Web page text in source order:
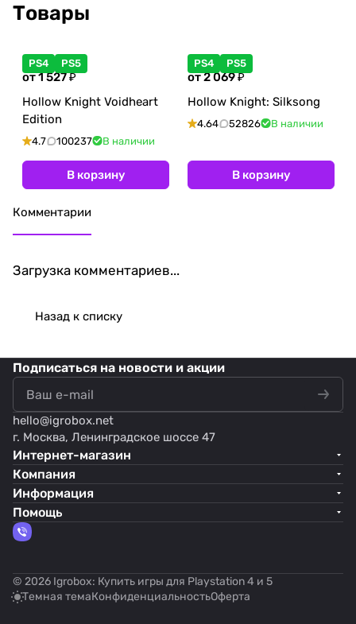
Товары
PS4 PS5
от 1 527 ₽
Hollow Knight Voidheart
Edition
4.7 100237 В наличии
В корзину
PS4 PS5
от 2 069 ₽
Hollow Knight: Silksong
4.64 52826 В наличии
В корзину
Комментарии
Загрузка комментариев...
Назад к списку
Подписаться на новости и акции
hello@igrobox.net
г. Москва, Ленинградское шоссе 47
Интернет-магазин
Компания
Информация
Помощь
© 2026 Igrobox: Купить игры для Playstation 4 и 5
Темная темаКонфиденциальностьОферта